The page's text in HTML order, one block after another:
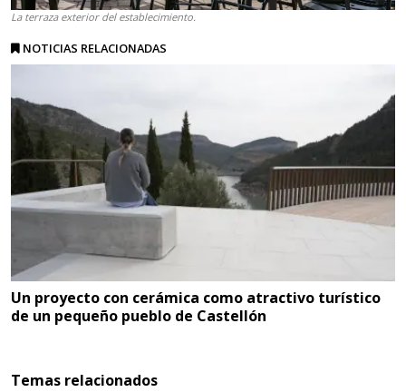
La terraza exterior del establecimiento.
NOTICIAS RELACIONADAS
Un proyecto con cerámica como atractivo turístico
de un pequeño pueblo de Castellón
Temas relacionados